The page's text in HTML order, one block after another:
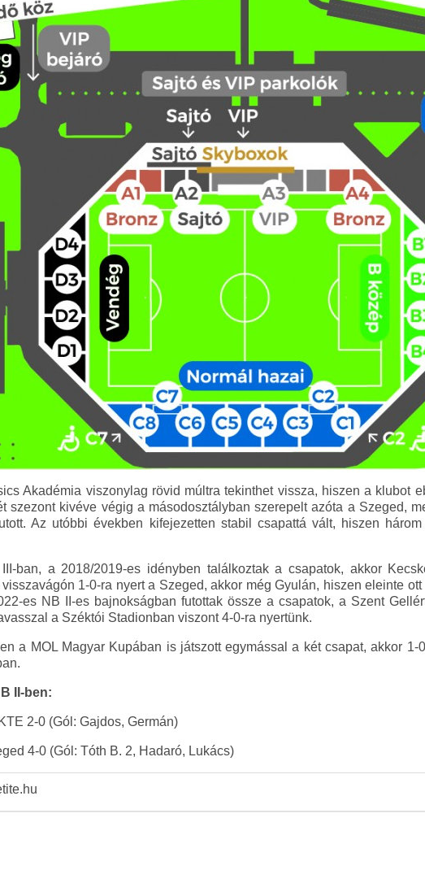
Akadémia viszonylag rövid múltra tekinthet vissza, hiszen a klubot
szezont kivéve végig a másodosztályban szerepelt azóta a Szeged,
Az utóbbi években kifejezetten stabil csapattá vált, hiszen
ban, a 2018/2019-es idényben találkoztak a csapatok, akkor
1-0-ra nyert a Szeged, akkor még Gyulán, hiszen eleinte
es NB II-es bajnokságban futottak össze a csapatok, a Szent
a Széktói Stadionban viszont 4-0-ra nyertünk.
a MOL Magyar Kupában is játszott egymással a két csapat, akkor 1-
II-ben:
2-0 (Gól: Gajdos, Germán)
4-0 (Gól: Tóth B. 2, Hadaró, Lukács)